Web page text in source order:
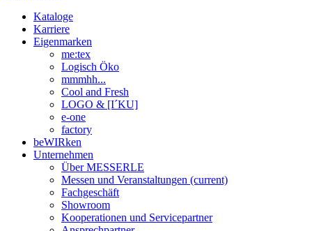
Kataloge
Karriere
Eigenmarken
me:tex
Logisch Öko
mmmhh...
Cool and Fresh
LOGO & [I´KU]
e-one
factory
beWIRken
Unternehmen
Über MESSERLE
Messen und Veranstaltungen (current)
Fachgeschäft
Showroom
Kooperationen und Servicepartner